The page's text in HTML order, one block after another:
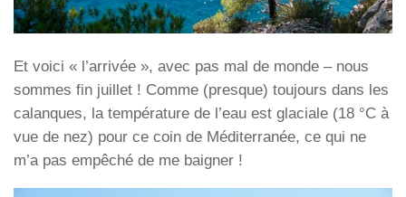
Et voici « l’arrivée », avec pas mal de monde – nous
sommes fin juillet ! Comme (presque) toujours dans les
calanques, la température de l’eau est glaciale (18 °C à
vue de nez) pour ce coin de Méditerranée, ce qui ne
m’a pas empêché de me baigner !